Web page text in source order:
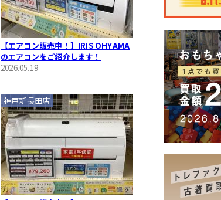
【エアコン販売中！】IRIS OHYAMA
のエアコンをご紹介します！
2026.05.19
神戸新長田店